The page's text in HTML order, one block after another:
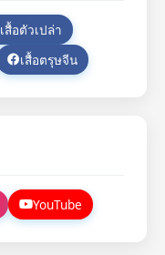
เสื้อตัวเปล่า
เสื้อตรุษจีน
YouTube